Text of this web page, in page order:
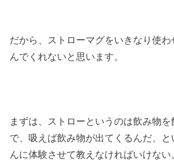
だから、ストローマグをいきなり使
んでくれないと思います。
まずは、ストローというのは飲み物
で、吸えば飲み物が出てくるんだ、と
んに体験させて教えなければいけない